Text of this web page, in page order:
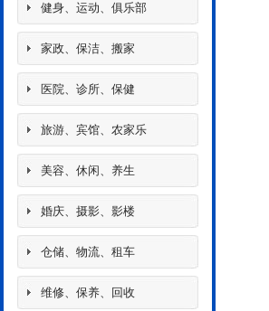
健身、运动、俱乐部
家政、保洁、搬家
医院、诊所、保健
旅游、宾馆、农家乐
美容、休闲、养生
婚庆、摄影、影楼
仓储、物流、租车
维修、保养、回收